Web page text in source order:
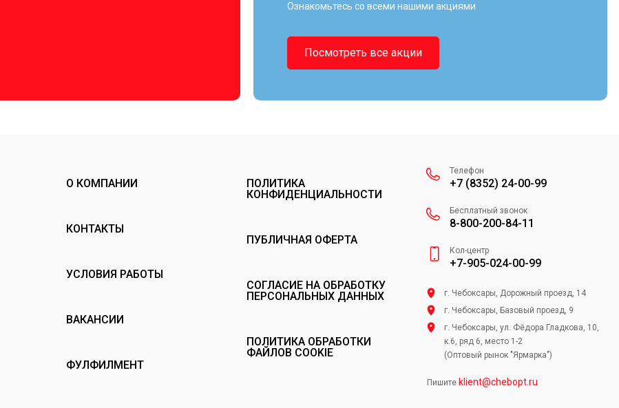
Ознакомьтесь со всеми нашими акциями
Посмотреть все акции
О КОМПАНИИ
КОНТАКТЫ
УСЛОВИЯ РАБОТЫ
ВАКАНСИИ
ФУЛФИЛМЕНТ
ПОЛИТИКА
КОНФИДЕНЦИАЛЬНОСТИ
ПУБЛИЧНАЯ ОФЕРТА
СОГЛАСИЕ НА ОБРАБОТКУ
ПЕРСОНАЛЬНЫХ ДАННЫХ
ПОЛИТИКА ОБРАБОТКИ
ФАЙЛОВ COOKIE
Телефон
+7 (8352) 24-00-99
Бесплатный звонок
8-800-200-84-11
Кол-центр
+7-905-024-00-99
г. Чебоксары, Дорожный проезд, 14
г. Чебоксары, Базовый проезд, 9
г. Чебоксары, ул. Фёдора Гладкова, 10,
к.6, ряд 6, место 1-2
(Оптовый рынок "Ярмарка")
Пишите klient@chebopt.ru